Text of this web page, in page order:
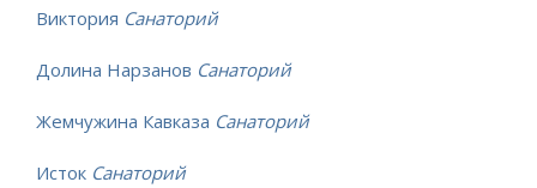
Виктория Санаторий
Долина Нарзанов Санаторий
Жемчужина Кавказа Санаторий
Исток Санаторий